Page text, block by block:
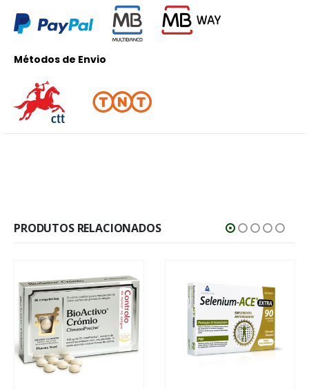
Métodos de Envio
PRODUTOS RELACIONADOS